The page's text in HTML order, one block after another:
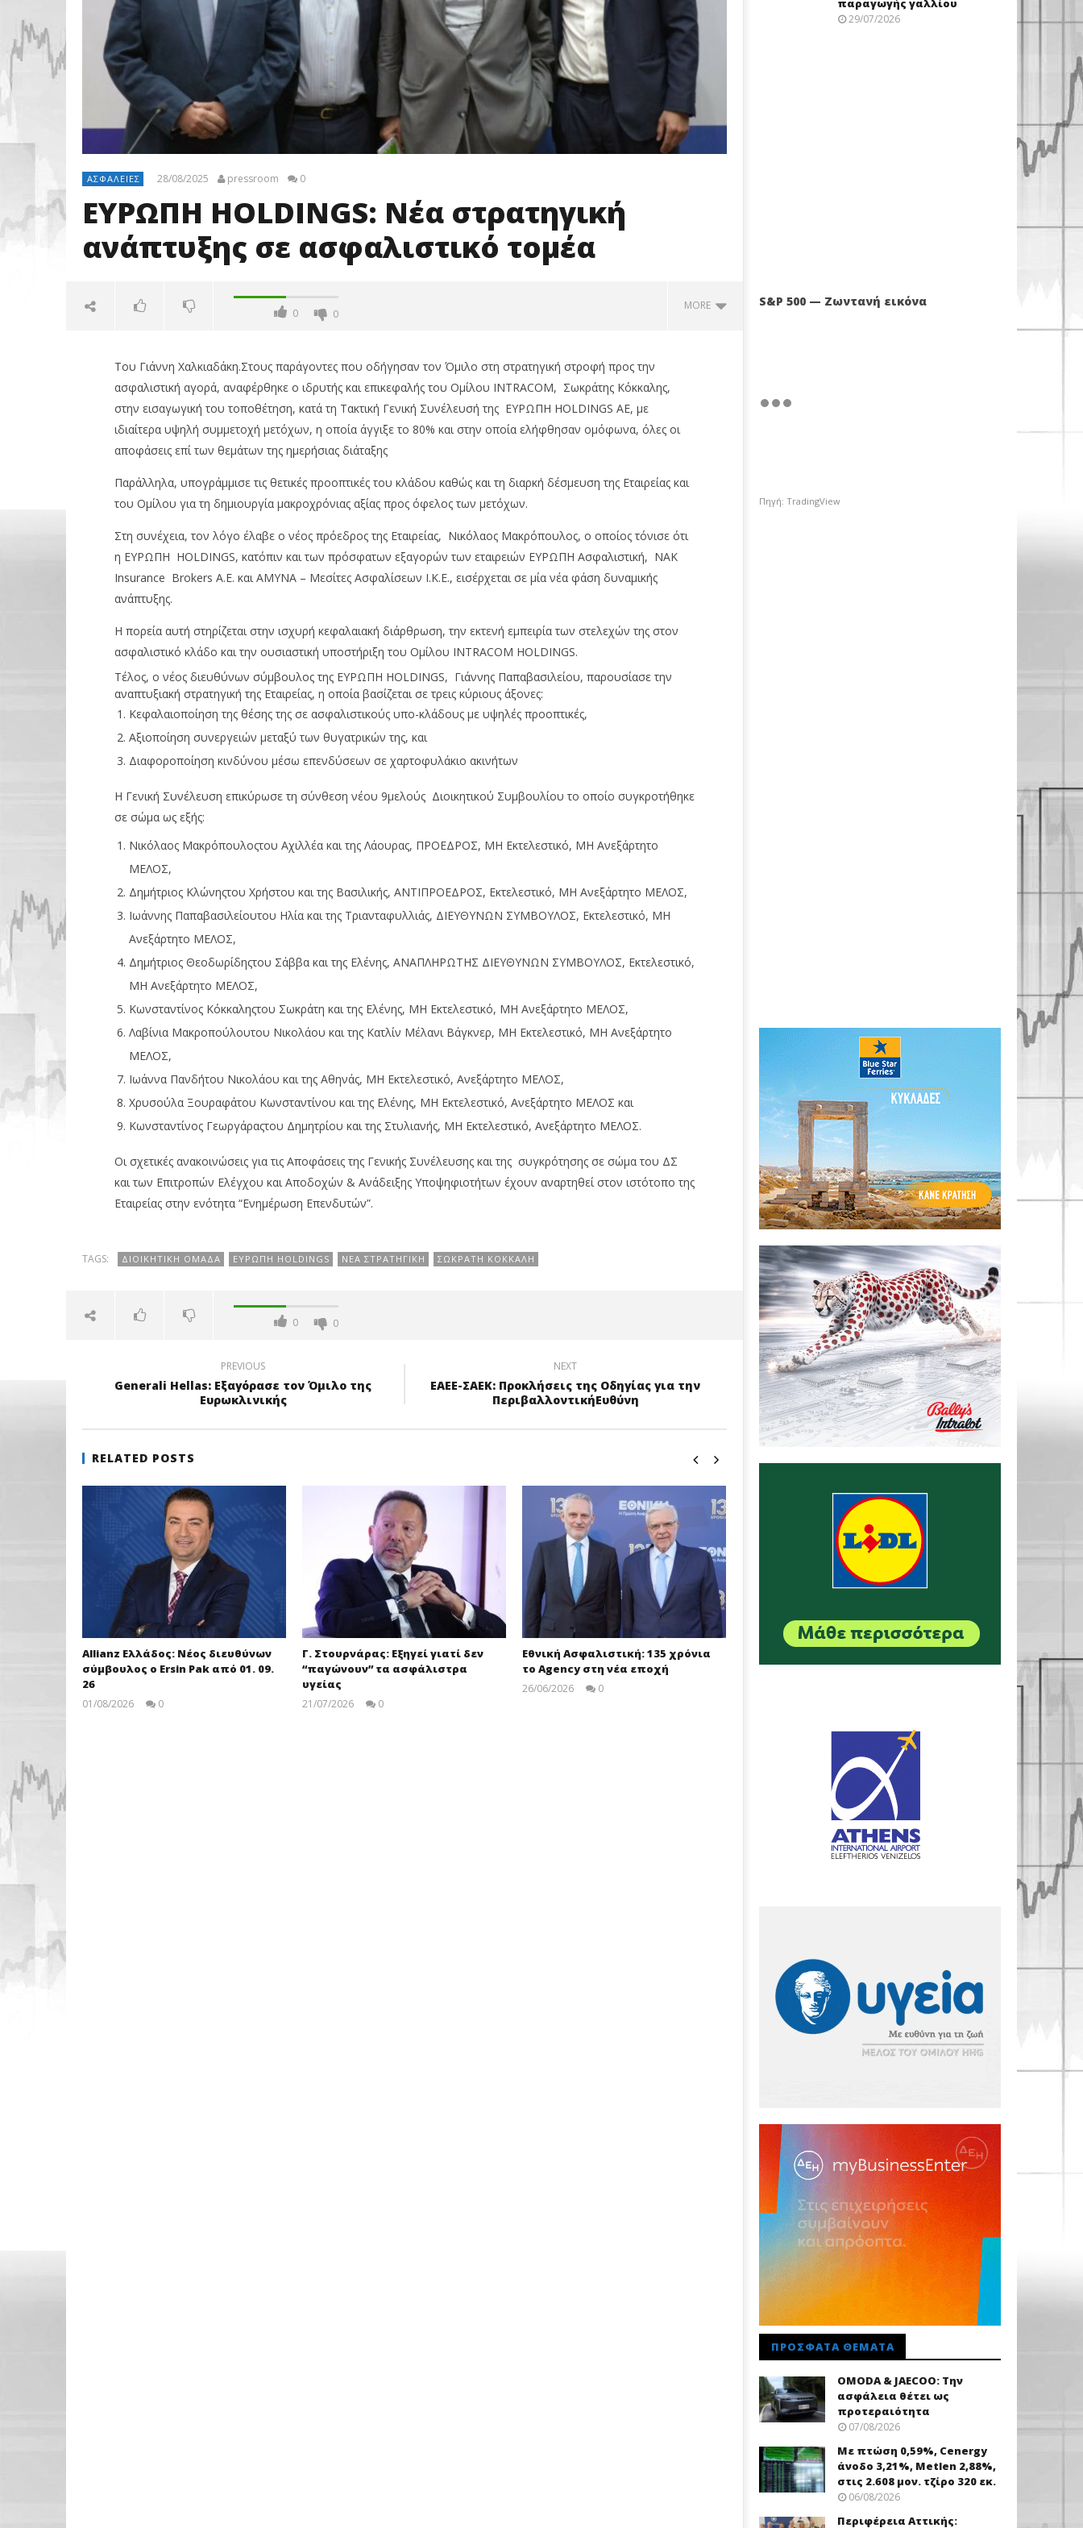
ΑΣΦΆΛΕΙΕΣ 28/08/2025 pressroom 0
ΕΥΡΩΠΗ HOLDINGS: Nέα στρατηγική
ανάπτυξης σε ασφαλιστικό τομέα
0 0
MORE
NOW VIEWING
ΕΥΡΩΠΗ HOLDINGS: Nέα
ασφαλιστικό τομέα
28/08/2025
pressroom
OMODA & JAECOO: Την ασφάλεια
28/08/2025
pressroom
Με πτώση 0,59%, Cenergy άνοδο
μον. τζίρο 320 εκ.
28/08/2025
pressroom
Περιφέρεια Αττικής: Αποκτά το
Του Γιάννη Χαλκιαδάκη.Στους παράγοντες που οδήγησαν τον Όμιλο στη στρατηγική στροφή προς την
ασφαλιστική αγορά, αναφέρθηκε ο ιδρυτής και επικεφαλής του Ομίλου INTRACOM, Σωκράτης Κόκκαλης,
στην εισαγωγική του τοποθέτηση, κατά τη Τακτική Γενική Συνέλευσή της ΕΥΡΩΠΗ HOLDINGS ΑΕ, με
ιδιαίτερα υψηλή συμμετοχή μετόχων, η οποία άγγιξε το 80% και στην οποία ελήφθησαν ομόφωνα, όλες οι
αποφάσεις επί των θεμάτων της ημερήσιας διάταξης
Παράλληλα, υπογράμμισε τις θετικές προοπτικές του κλάδου καθώς και τη διαρκή δέσμευση της Εταιρείας και
του Ομίλου για τη δημιουργία μακροχρόνιας αξίας προς όφελος των μετόχων.
Στη συνέχεια, τον λόγο έλαβε ο νέος πρόεδρος της Εταιρείας, Νικόλαος Μακρόπουλος, ο οποίος τόνισε ότι
η ΕΥΡΩΠΗ HOLDINGS, κατόπιν και των πρόσφατων εξαγορών των εταιρειών ΕΥΡΩΠΗ Ασφαλιστική, ΝΑΚ
Insurance Brokers Α.Ε. και ΑΜΥΝΑ – Μεσίτες Ασφαλίσεων Ι.Κ.Ε., εισέρχεται σε μία νέα φάση δυναμικής
ανάπτυξης.
Η πορεία αυτή στηρίζεται στην ισχυρή κεφαλαιακή διάρθρωση, την εκτενή εμπειρία των στελεχών της στον
ασφαλιστικό κλάδο και την ουσιαστική υποστήριξη του Ομίλου INTRACOM HOLDINGS.
Τέλος, ο νέος διευθύνων σύμβουλος της ΕΥΡΩΠΗ HOLDINGS, Γιάννης Παπαβασιλείου, παρουσίασε την
αναπτυξιακή στρατηγική της Εταιρείας, η οποία βασίζεται σε τρεις κύριους άξονες:
Κεφαλαιοποίηση της θέσης της σε ασφαλιστικούς υπο-κλάδους με υψηλές προοπτικές,
Αξιοποίηση συνεργειών μεταξύ των θυγατρικών της, και
Διαφοροποίηση κινδύνου μέσω επενδύσεων σε χαρτοφυλάκιο ακινήτων
Η Γενική Συνέλευση επικύρωσε τη σύνθεση νέου 9μελούς Διοικητικού Συμβουλίου το οποίο συγκροτήθηκε
σε σώμα ως εξής:
Νικόλαος Μακρόπουλοςτου Αχιλλέα και της Λάουρας, ΠΡΟΕΔΡΟΣ, ΜΗ Εκτελεστικό, ΜΗ Ανεξάρτητο
ΜΕΛΟΣ,
Δημήτριος Κλώνηςτου Χρήστου και της Βασιλικής, ΑΝΤΙΠΡΟΕΔΡΟΣ, Εκτελεστικό, ΜΗ Ανεξάρτητο ΜΕΛΟΣ,
Ιωάννης Παπαβασιλείουτου Ηλία και της Τριανταφυλλιάς, ΔΙΕΥΘΥΝΩΝ ΣΥΜΒΟΥΛΟΣ, Εκτελεστικό, ΜΗ
Ανεξάρτητο ΜΕΛΟΣ,
Δημήτριος Θεοδωρίδηςτου Σάββα και της Ελένης, ΑΝΑΠΛΗΡΩΤΗΣ ΔΙΕΥΘΥΝΩΝ ΣΥΜΒΟΥΛΟΣ, Εκτελεστικό,
ΜΗ Ανεξάρτητο ΜΕΛΟΣ,
Κωνσταντίνος Κόκκαληςτου Σωκράτη και της Ελένης, MH Εκτελεστικό, ΜΗ Ανεξάρτητο ΜΕΛΟΣ,
Λαβίνια Μακροπούλουτου Νικολάου και της Κατλίν Μέλανι Βάγκνερ, MH Εκτελεστικό, ΜΗ Ανεξάρτητο
ΜΕΛΟΣ,
Ιωάννα Πανδήτου Νικολάου και της Αθηνάς, ΜΗ Εκτελεστικό, Ανεξάρτητο ΜΕΛΟΣ,
Χρυσούλα Ξουραφάτου Κωνσταντίνου και της Ελένης, ΜΗ Εκτελεστικό, Ανεξάρτητο ΜΕΛΟΣ και
Κωνσταντίνος Γεωργάραςτου Δημητρίου και της Στυλιανής, ΜΗ Εκτελεστικό, Ανεξάρτητο ΜΕΛΟΣ.
Οι σχετικές ανακοινώσεις για τις Αποφάσεις της Γενικής Συνέλευσης και της συγκρότησης σε σώμα του ΔΣ
και των Επιτροπών Ελέγχου και Αποδοχών & Ανάδειξης Υποψηφιοτήτων έχουν αναρτηθεί στον ιστότοπο της
Εταιρείας στην ενότητα “Ενημέρωση Επενδυτών”.
TAGS: ΔΙΟΙΚΗΤΙΚΉ ΟΜΆΔΑ ΕΥΡΏΠΗ HOLDINGS ΝΈΑ ΣΤΡΑΤΗΓΙΚΉ ΣΩΚΡΆΤΗ ΚΌΚΚΑΛΗ
0 0
PREVIOUS
Generali Hellas: Εξαγόρασε τον Όμιλο της
Ευρωκλινικής
NEXT
ΕΑΕΕ-ΣΑΕΚ: Προκλήσεις της Οδηγίας για την
ΠεριβαλλοντικήΕυθύνη
RELATED POSTS
Allianz Ελλάδος: Νέος διευθύνων
σύμβουλος ο Ersin Pak από 01. 09.
26
01/08/2026
0
Γ. Στουρνάρας: Εξηγεί γιατί δεν
“παγώνουν” τα ασφάλιστρα
υγείας
21/07/2026
0
Εθνική Ασφαλιστική: 135 χρόνια
το Agency στη νέα εποχή
26/06/2026
0
παραγωγής γαλλίου
29/07/2026
S&P 500 — Ζωντανή εικόνα
Πηγή: TradingView
ΠΡΌΣΦΑΤΑ ΘΈΜΑΤΑ
OMODA & JAECOO: Την
ασφάλεια θέτει ως
προτεραιότητα
07/08/2026
Με πτώση 0,59%, Cenergy
άνοδο 3,21%, Metlen 2,88%,
στις 2.608 μον. τζίρο 320 εκ.
06/08/2026
Περιφέρεια Αττικής: